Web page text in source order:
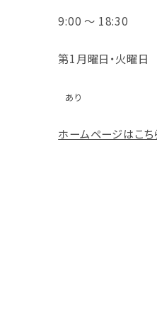
9:00 ～ 18:30
第1月曜日・火曜日
あり
ホームページはこち